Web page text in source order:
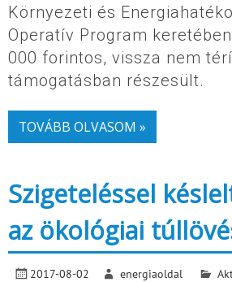
Környezeti és
Operatív Program
000 forintos, vissza nem
támogatásban részesült.
TOVÁBB OLVASOM »
Szigeteléssel
az ökológiai
2017-08-02 energiaoldal